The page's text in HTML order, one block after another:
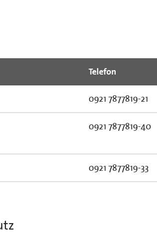
Telefon
0921 7877819-21
0921 7877819-40
0921 7877819-33